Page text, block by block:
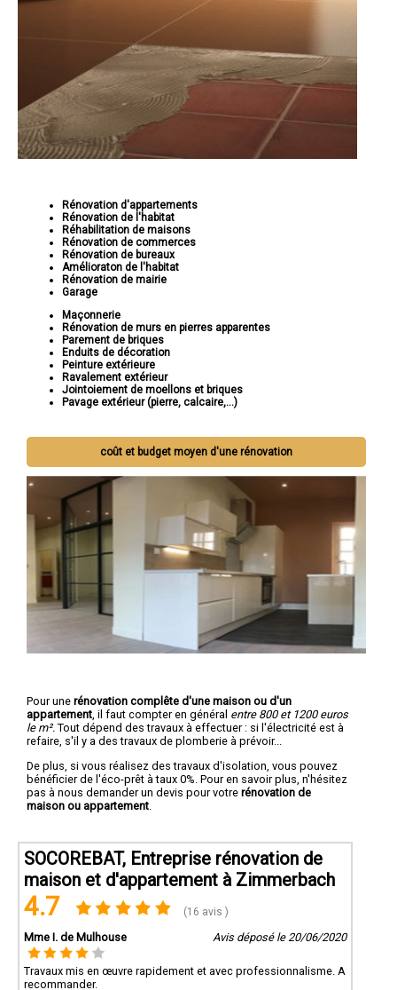
Rénovation d'appartements
Rénovation de l'habitat
Réhabilitation de maisons
Rénovation de commerces
Rénovation de bureaux
Amélioraton de l'habitat
Rénovation de mairie
Garage
Maçonnerie
Rénovation de murs en pierres apparentes
Parement de briques
Enduits de décoration
Peinture extérieure
Ravalement extérieur
Jointoiement de moellons et briques
Pavage extérieur (pierre, calcaire,...)
coût et budget moyen d'une rénovation
Pour une rénovation complête d'une maison ou d'un
appartement , il faut compter en général entre 800 et 1200 euros
le m². Tout dépend des travaux à effectuer : si l'électricité est à
refaire, s'il y a des travaux de plomberie à prévoir...
De plus, si vous réalisez des travaux d'isolation, vous pouvez
bénéficier de l'éco-prêt à taux 0%. Pour en savoir plus, n'hésitez
pas à nous demander un devis pour votre rénovation de
maison ou appartement
SOCOREBAT, Entreprise rénovation de
maison et d'appartement à Zimmerbach
4.7 (16 avis )
Mme I. de Mulhouse Avis déposé le 20/06/2020
Travaux mis en œuvre rapidement et avec professionnalisme. A
recommander.